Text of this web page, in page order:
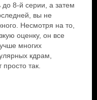
8-й серии, а затем
вы не
Несмотря на то,
оценку, он все
многих
кдрам,
так.